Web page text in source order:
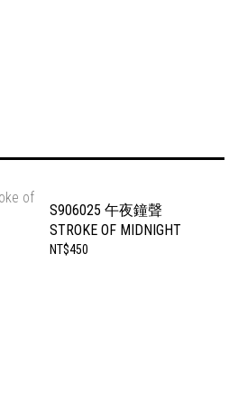
S906025 午夜鐘聲
STROKE OF MIDNIGHT
NT$450